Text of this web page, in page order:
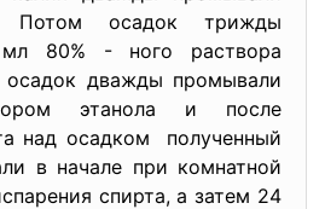
осадок трижды
80% - ного раствора
осадок дважды промывали
этанола и после
над осадком полученный
в начале при комнатной
спирта, а затем 24